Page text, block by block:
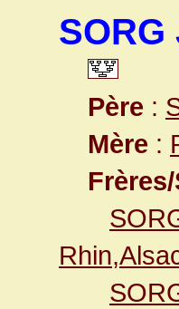
Père :
Mère :